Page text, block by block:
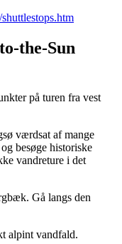
the-Sun
på turen fra vest
værdsat af mange
besøge historiske
vandreture i det
Gå langs den
alpint vandfald.